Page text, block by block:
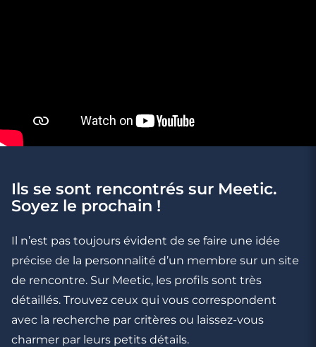
2 minutes
premier mail ?
Ils se sont rencontrés sur Meetic.
Soyez le prochain !
Il n’est pas toujours évident de se faire une idée
précise de la personnalité d’un membre sur un site
de rencontre. Sur Meetic, les profils sont très
détaillés. Trouvez ceux qui vous correspondent
avec la recherche par critères ou laissez-vous
charmer par leurs petits détails.